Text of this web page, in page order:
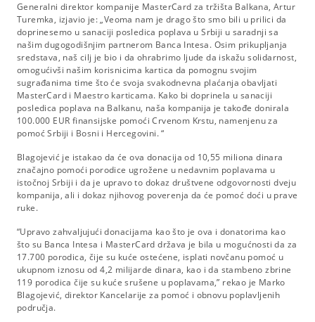
Generalni direktor kompanije MasterCard za tržišta Balkana, Artur
Turemka, izjavio je: „Veoma nam je drago što smo bili u prilici da
doprinesemo u sanaciji posledica poplava u Srbiji u saradnji sa
našim dugogodišnjim partnerom Banca Intesa. Osim prikupljanja
sredstava, naš cilj je bio i da ohrabrimo ljude da iskažu solidarnost,
omogućivši našim korisnicima kartica da pomognu svojim
sugrađanima time što će svoja svakodnevna plaćanja obavljati
MasterCard i Maestro karticama. Kako bi doprinela u sanaciji
posledica poplava na Balkanu, naša kompanija je takođe donirala
100.000 EUR finansijske pomoći Crvenom Krstu, namenjenu za
pomoć Srbiji i Bosni i Hercegovini. “
Blagojević je istakao da će ova donacija od 10,55 miliona dinara
značajno pomoći porodice ugrožene u nedavnim poplavama u
istočnoj Srbiji i da je upravo to dokaz društvene odgovornosti dveju
kompanija, ali i dokaz njihovog poverenja da će pomoć doći u prave
ruke.
“Upravo zahvaljujući donacijama kao što je ova i donatorima kao
što su Banca Intesa i MasterCard država je bila u mogućnosti da za
17.700 porodica, čije su kuće ostećene, isplati novčanu pomoć u
ukupnom iznosu od 4,2 milijarde dinara, kao i da stambeno zbrine
119 porodica čije su kuće srušene u poplavama,” rekao je Marko
Blagojević, direktor Kancelarije za pomoć i obnovu poplavljenih
područja.